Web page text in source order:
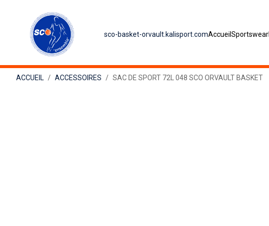
sco-basket-orvault.kalisport.comAccueilSportswear
ACCUEIL ACCESSOIRES SAC DE SPORT 72L 048 SCO ORVAULT BASKET